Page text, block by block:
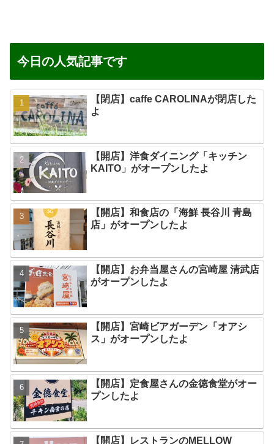
今日の人気記事です
【閉店】caffe CAROLINAが閉店した
よ
【開店】洋食ダイニング「キッチン
KAITO」がオープンしたよ
【開店】和食店の「海鮮 長谷川 青島
店」がオープンしたよ
【開店】お弁当屋さんの宮崎屋 清武店
がオープンしたよ
【開店】宮崎ビアガーデン「オアシ
ス」がオープンしたよ
【開店】定食屋さんの金徳食堂がオー
プンしたよ
【開店】レストランのMELLOW